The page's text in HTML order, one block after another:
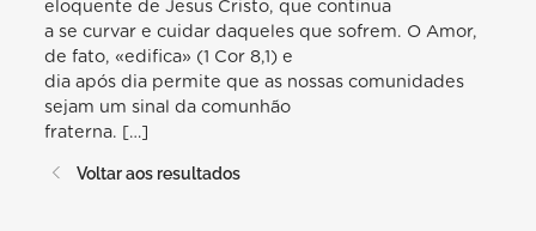
eloquente de Jesus Cristo, que continua
a se curvar e cuidar daqueles que sofrem. O Amor,
de fato, «edifica» (1 Cor 8,1) e
dia após dia permite que as nossas comunidades
sejam um sinal da comunhão
fraterna. […]
Voltar aos resultados